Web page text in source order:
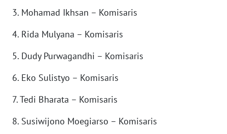
3. Mohamad Ikhsan – Komisaris
4. Rida Mulyana – Komisaris
5. Dudy Purwagandhi – Komisaris
6. Eko Sulistyo – Komisaris
7. Tedi Bharata – Komisaris
8. Susiwijono Moegiarso – Komisaris
SULTRA
NTB
WN